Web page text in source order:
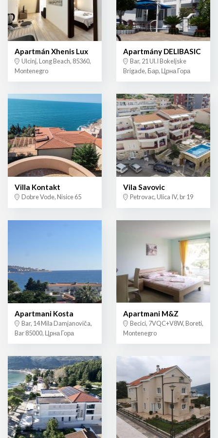
Apartmán Xhenis Lux
Ulcinj, Long Beach, 85360,
Montenegro
Apartmány DELIBASIC
Bar, 21 Ul.I Bokeljske
Brigade, Бар, Црна Гора
Villa Kontakt
Dobre Vode, Nisice 65
Vila Savovic
Petrovac, Ulica IV, br 19
Apartmani Kosta
Bar, 14 Mila Damjanoviča,
Bar 85000, Црна Гора
Apartmani M&Z
Becici, 7VQC+V8W, Boreti,
Montenegro